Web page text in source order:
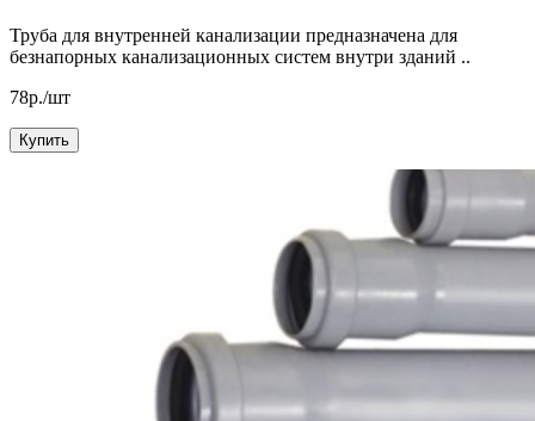
Труба для внутренней канализации предназначена для
безнапорных канализационных систем внутри зданий ..
78р./шт
Купить